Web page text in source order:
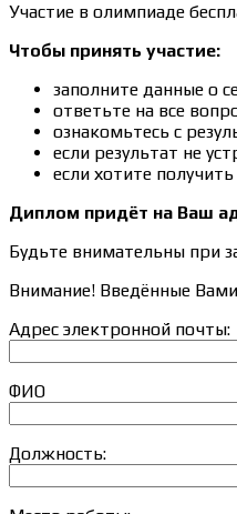
Участие в олимпиаде
Чтобы принять участие:
заполните данные о
ответьте на все
ознакомьтесь с
если результат не
если хотите
Диплом придёт на Ваш
Будьте внимательны при
Внимание! Введённые
Адрес электронной почты:
ФИО
Должность: